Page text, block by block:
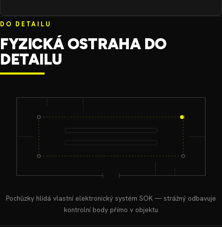
DO DETAILU
FYZICKÁ OSTRAHA DO
DETAILU
Pochůzky hlídá vlastní elektronický systém SOK — strážný odbavuje
kontrolní body přímo v objektu